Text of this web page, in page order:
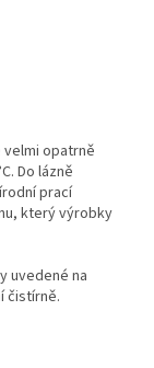
velmi opatrně
Do lázně
prací
který výrobky
uvedené na
čistírně.